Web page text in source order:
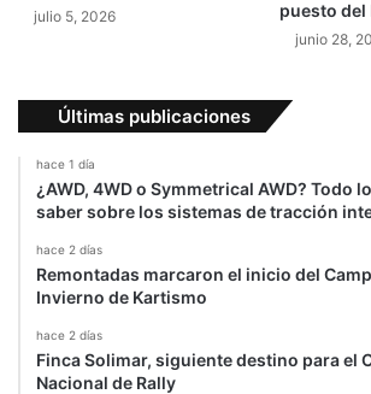
julio 5, 2026
puesto del
junio 28,
Últimas publicaciones
hace 1 día
¿AWD, 4WD o Symmetrical AWD? Todo
saber sobre los sistemas de tracción
hace 2 días
Remontadas marcaron el inicio del
Invierno de Kartismo
hace 2 días
Finca Solimar, siguiente destino para el
Nacional de Rally